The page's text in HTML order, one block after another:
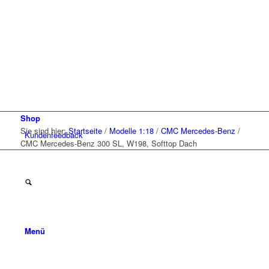
Kundenfeedback
Menü
Shop
Sie sind hier: Startseite / Modelle 1:18 / CMC Mercedes-Benz /
CMC Mercedes-Benz 300 SL, W198, Softtop Dach